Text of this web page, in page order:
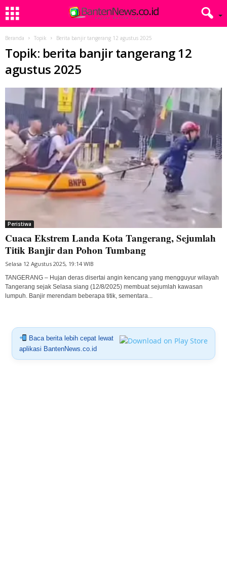
Beranda Topik Berita banjir tangerang 12 agustus 2025
Topik: berita banjir tangerang 12
agustus 2025
Peristiwa
Cuaca Ekstrem Landa Kota Tangerang, Sejumlah
Titik Banjir dan Pohon Tumbang
Selasa 12 Agustus 2025, 19:14 WIB
TANGERANG – Hujan deras disertai angin kencang yang mengguyur wilayah
Tangerang sejak Selasa siang (12/8/2025) membuat sejumlah kawasan
lumpuh. Banjir merendam beberapa titik, sementara...
Baca berita lebih cepat lewat
aplikasi BantenNews.co.id